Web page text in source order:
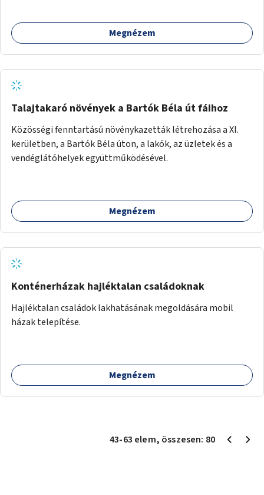
Megnézem
Talajtakaró növények a Bartók Béla út fáihoz
Közösségi fenntartású növénykazetták létrehozása a XI.
kerületben, a Bartók Béla úton, a lakók, az üzletek és a
vendéglátóhelyek együttműködésével.
Megnézem
Konténerházak hajléktalan családoknak
Hajléktalan családok lakhatásának megoldására mobil
házak telepítése.
Megnézem
43-63 elem, összesen: 80